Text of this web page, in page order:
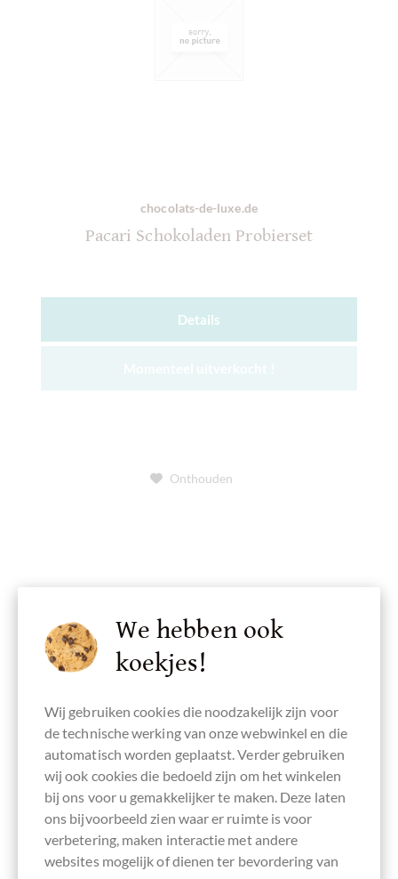
chocolats-de-luxe.de
Pacari Schokoladen Probierset
Details
Onthouden
We hebben ook
koekjes!
Wij gebruiken cookies die noodzakelijk zijn voor
de technische werking van onze webwinkel en die
automatisch worden geplaatst. Verder gebruiken
wij ook cookies die bedoeld zijn om het winkelen
bij ons voor u gemakkelijker te maken. Deze laten
ons bijvoorbeeld zien waar er ruimte is voor
verbetering, maken interactie met andere
websites mogelijk of dienen ter bevordering van